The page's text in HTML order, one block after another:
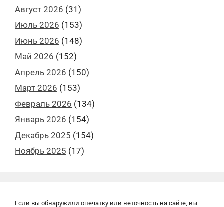
Август 2026 (31)
Июль 2026 (153)
Июнь 2026 (148)
Май 2026 (152)
Апрель 2026 (150)
Март 2026 (153)
Февраль 2026 (134)
Январь 2026 (154)
Декабрь 2025 (154)
Ноябрь 2025 (17)
Если вы обнаружили опечатку или неточность на сайте, вы